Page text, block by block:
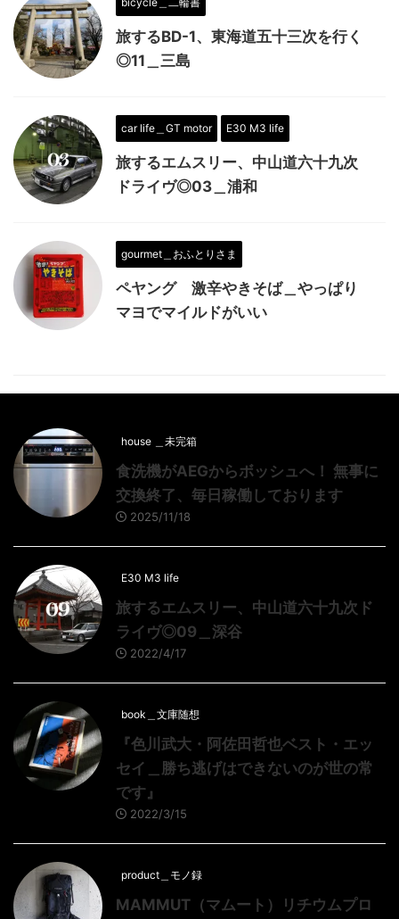
旅するBD-1、東海道五十三次を行く
◎11＿三島
car life＿GT motor E30 M3 life
旅するエムスリー、中山道六十九次
ドライヴ◎03＿浦和
gourmet＿おふとりさま
ペヤング 激辛やきそば＿やっぱり
マヨでマイルドがいい
house ＿未完箱
食洗機がAEGからボッシュへ！ 無事に
交換終了、毎日稼働しております
2025/11/18
E30 M3 life
旅するエムスリー、中山道六十九次ド
ライヴ◎09＿深谷
2022/4/17
book＿文庫随想
『色川武大・阿佐田哲也ベスト・エッ
セイ＿勝ち逃げはできないのが世の常
です』
2022/3/15
product＿モノ録
MAMMUT（マムート）リチウムプロ